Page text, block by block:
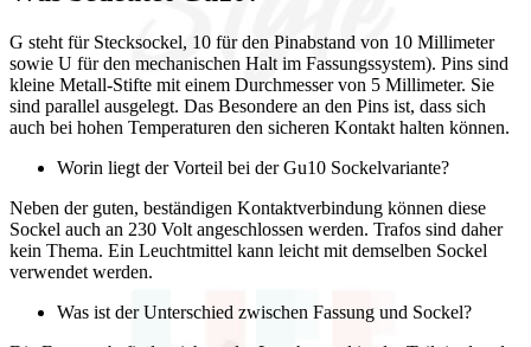
G steht für Stecksockel, 10 für den Pinabstand von 10 Millimeter
sowie U für den mechanischen Halt im Fassungssystem). Pins sind
kleine Metall-Stifte mit einem Durchmesser von 5 Millimeter. Sie
sind parallel ausgelegt. Das Besondere an den Pins ist, dass sich
auch bei hohen Temperaturen den sicheren Kontakt halten können.
Worin liegt der Vorteil bei der Gu10 Sockelvariante?
Neben der guten, beständigen Kontaktverbindung können diese
Sockel auch an 230 Volt angeschlossen werden. Trafos sind daher
kein Thema. Ein Leuchtmittel kann leicht mit demselben Sockel
verwendet werden.
Was ist der Unterschied zwischen Fassung und Sockel?